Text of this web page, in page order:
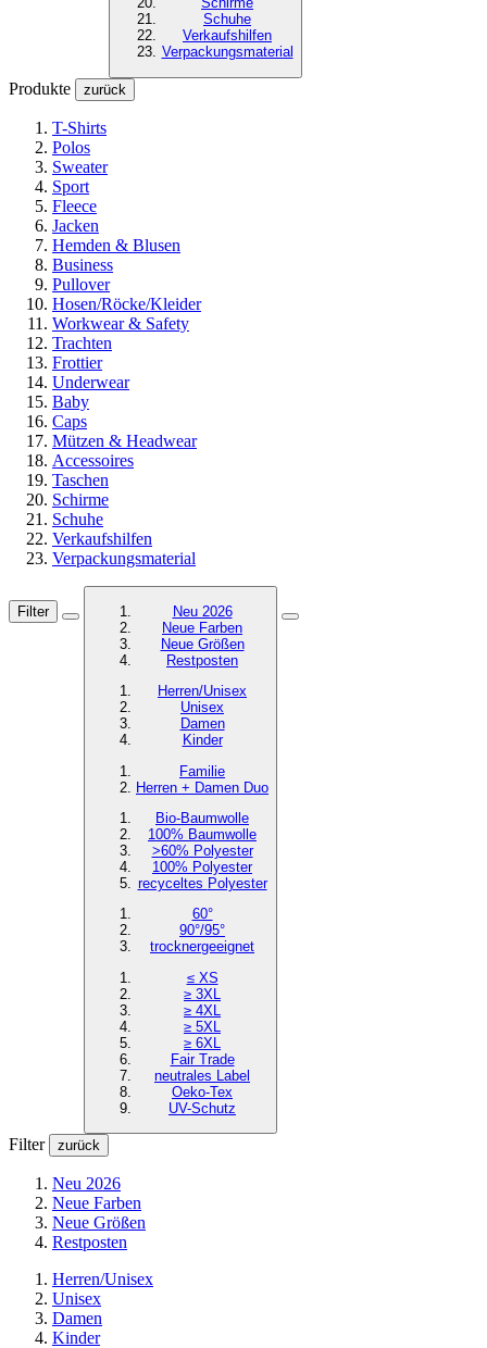
Schuhe
Verkaufshilfen
Verpackungsmaterial
Produkte zurück
T-Shirts
Polos
Sweater
Sport
Fleece
Jacken
Hemden & Blusen
Business
Pullover
Hosen/Röcke/Kleider
Workwear & Safety
Trachten
Frottier
Underwear
Baby
Caps
Mützen & Headwear
Accessoires
Taschen
Schirme
Schuhe
Verkaufshilfen
Verpackungsmaterial
Filter
Neu 2026
Neue Farben
Neue Größen
Restposten
Herren/Unisex
Unisex
Damen
Kinder
Familie
Herren + Damen Duo
Bio-Baumwolle
100% Baumwolle
>60% Polyester
100% Polyester
recyceltes Polyester
60°
90°/95°
trocknergeeignet
≤ XS
≥ 3XL
≥ 4XL
≥ 5XL
≥ 6XL
Fair Trade
neutrales Label
Oeko-Tex
UV-Schutz
Filter zurück
Neu 2026
Neue Farben
Neue Größen
Restposten
Herren/Unisex
Unisex
Damen
Kinder